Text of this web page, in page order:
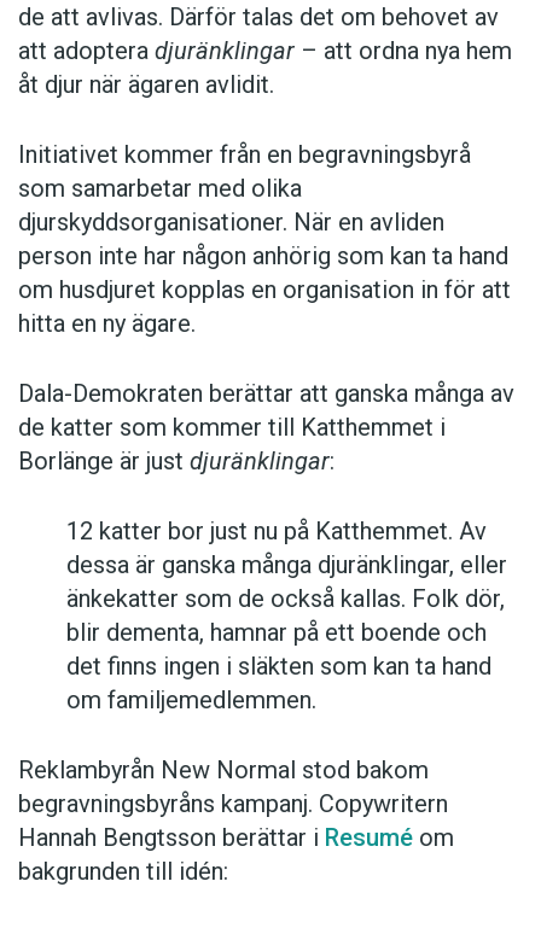
de att avlivas. Därför talas det om behovet av
att adoptera djuränklingar – att ordna nya hem
åt djur när ägaren avlidit.
Initiativet kommer från en begravningsbyrå
som samarbetar med olika
djurskyddsorganisationer. När en avliden
person inte har någon anhörig som kan ta hand
om husdjuret kopplas en organisation in för att
hitta en ny ägare.
Dala-Demokraten berättar att ganska många av
de katter som kommer till Katthemmet i
Borlänge är just djuränklingar:
12 katter bor just nu på Katthemmet. Av
dessa är ganska många djuränklingar, eller
änkekatter som de också kallas. Folk dör,
blir dementa, hamnar på ett boende och
det finns ingen i släkten som kan ta hand
om familjemedlemmen.
Reklambyrån New Normal stod bakom
begravningsbyråns kampanj. Copywritern
Hannah Bengtsson berättar i Resumé om
bakgrunden till idén: